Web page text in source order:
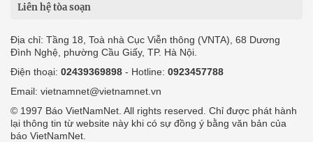
Liên hệ tòa soạn
Địa chỉ: Tầng 18, Toà nhà Cục Viễn thông (VNTA), 68 Dương
Đình Nghệ, phường Cầu Giấy, TP. Hà Nội.
Điện thoại: 02439369898 - Hotline: 0923457788
Email: vietnamnet@vietnamnet.vn
© 1997 Báo VietNamNet. All rights reserved. Chỉ được phát hành
lại thông tin từ website này khi có sự đồng ý bằng văn bản của
báo VietNamNet.